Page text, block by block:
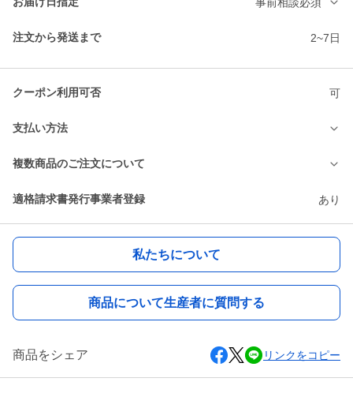
注文から発送まで 2~7日
クーポン利用可否 可
支払い方法
複数商品のご注文について
適格請求書発行事業者登録 あり
私たちについて
商品について生産者に質問する
商品をシェア リンクをコピー